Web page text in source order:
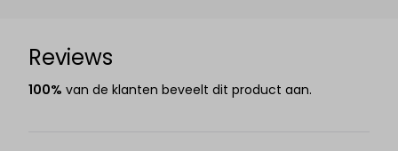
Reviews
100% van de klanten beveelt dit product aan.